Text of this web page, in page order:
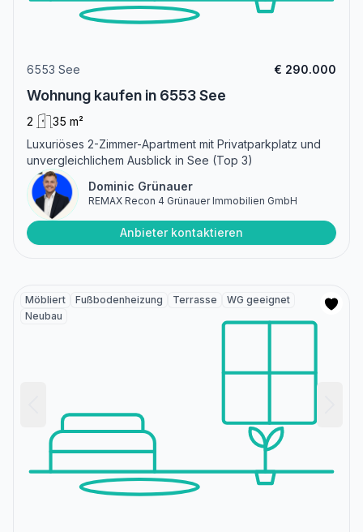
6553 See € 290.000
Wohnung kaufen in 6553 See
2
35 m²
Luxuriöses 2-Zimmer-Apartment mit Privatparkplatz und
unvergleichlichem Ausblick in See (Top 3)
Dominic Grünauer
REMAX Recon 4 Grünauer Immobilien GmbH
Anbieter kontaktieren
Möbliert Fußbodenheizung Terrasse
WG geeignet
Neubau